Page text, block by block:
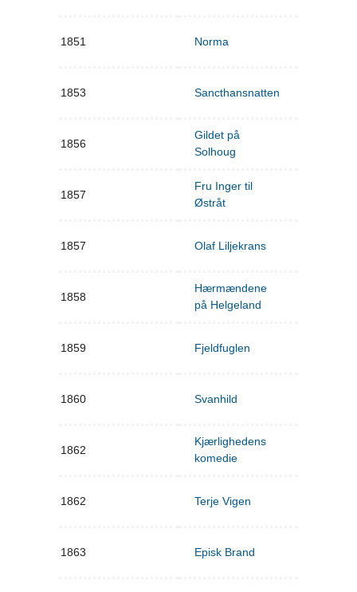
1851 Norma
1853 Sancthansnatten
1856
Gildet på
Solhoug
1857
Fru Inger til
Østråt
1857 Olaf Liljekrans
1858
Hærmændene
på Helgeland
1859 Fjeldfuglen
1860 Svanhild
1862
Kjærlighedens
komedie
1862 Terje Vigen
1863 Episk Brand